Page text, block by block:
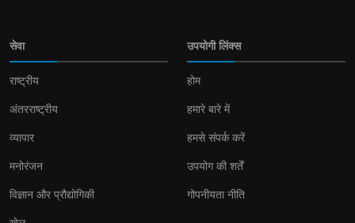
सेवा
राष्ट्रीय
अंतरराष्ट्रीय
व्यापार
मनोरंजन
विज्ञान और प्रौद्योगिकी
उपयोगी लिंक्स
होम
हमारे बारे में
हमसे संपर्क करें
उपयोग की शर्तें
गोपनीयता नीति